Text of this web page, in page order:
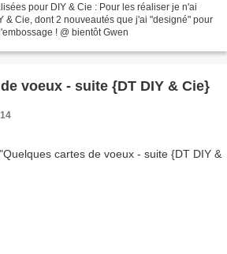
pour DIY & Cie : Pour les réaliser je n'ai
& Cie, dont 2 nouveautés que j'ai "designé" pour
! @ bientôt Gwen
voeux - suite {DT DIY & Cie}